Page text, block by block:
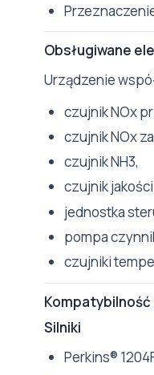
Obsługiwane
Urządzenie
czujnik NOx
czujnik NOx
czujnik NH3,
czujnik
jednostka
pompa
czujniki
Kompatybilność
Silniki
Perkins®